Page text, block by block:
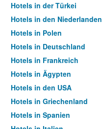
Hotels in der Türkei
Hotels in den Niederlanden
Hotels in Polen
Hotels in Deutschland
Hotels in Frankreich
Hotels in Ägypten
Hotels in den USA
Hotels in Griechenland
Hotels in Spanien